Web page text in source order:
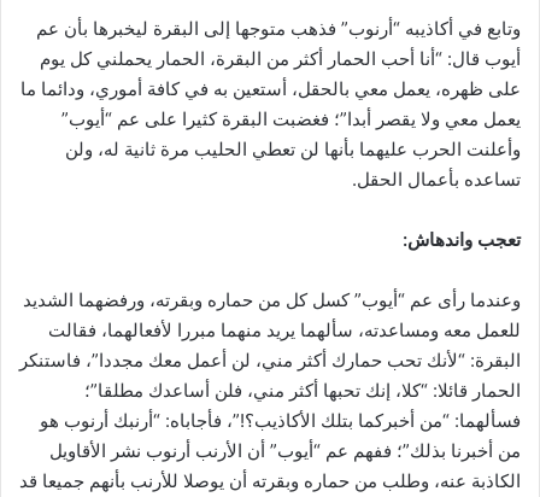
وتابع في أكاذيبه “أرنوب” فذهب متوجها إلى البقرة ليخبرها بأن عم
أيوب قال: “أنا أحب الحمار أكثر من البقرة، الحمار يحملني كل يوم
على ظهره، يعمل معي بالحقل، أستعين به في كافة أموري، ودائما ما
يعمل معي ولا يقصر أبدا”؛ فغضبت البقرة كثيرا على عم “أيوب”
وأعلنت الحرب عليهما بأنها لن تعطي الحليب مرة ثانية له، ولن
تساعده بأعمال الحقل.
تعجب واندهاش:
وعندما رأى عم “أيوب” كسل كل من حماره وبقرته، ورفضهما الشديد
للعمل معه ومساعدته، سألهما يريد منهما مبررا لأفعالهما، فقالت
البقرة: “لأنك تحب حمارك أكثر مني، لن أعمل معك مجددا”، فاستنكر
الحمار قائلا: “كلا، إنك تحبها أكثر مني، فلن أساعدك مطلقا”؛
فسألهما: “من أخبركما بتلك الأكاذيب؟!”، فأجاباه: “أرنبك أرنوب هو
من أخبرنا بذلك”؛ ففهم عم “أيوب” أن الأرنب أرنوب نشر الأقاويل
الكاذبة عنه، وطلب من حماره وبقرته أن يوصلا للأرنب بأنهم جميعا قد